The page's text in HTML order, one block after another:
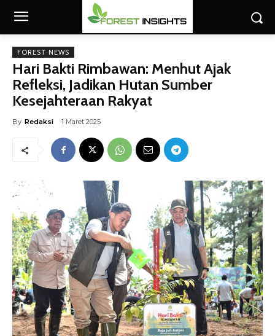
FOREST NEWS
Hari Bakti Rimbawan: Menhut Ajak
Refleksi, Jadikan Hutan Sumber
Kesejahteraan Rakyat
By Redaksi 1 Maret 2025